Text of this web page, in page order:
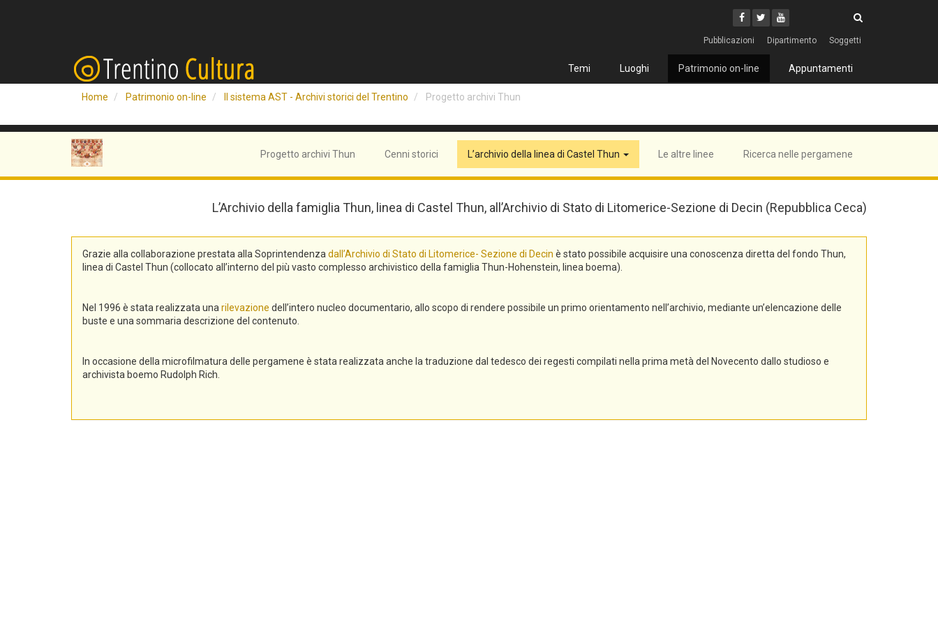
Facebook
Twitter
Youtube
Pubblicazioni Dipartimento Soggetti
Temi Luoghi Patrimonio on-line Appuntamenti
Home Patrimonio on-line Il sistema AST - Archivi storici del Trentino Progetto archivi Thun
Progetto archivi Thun Cenni storici L’archivio della linea di Castel Thun Le altre linee Ricerca nelle pergamene
L’Archivio della famiglia Thun, linea di Castel Thun, all’Archivio di Stato di Litomerice-Sezione di Decin (Repubblica Ceca)
Grazie alla collaborazione prestata alla Soprintendenza dall’Archivio di Stato di Litomerice- Sezione di Decin è stato possibile acquisire una conoscenza diretta del fondo Thun,
linea di Castel Thun (collocato all’interno del più vasto complesso archivistico della famiglia Thun-Hohenstein, linea boema).
Nel 1996 è stata realizzata una rilevazione dell’intero nucleo documentario, allo scopo di rendere possibile un primo orientamento nell’archivio, mediante un’elencazione delle
buste e una sommaria descrizione del contenuto.
In occasione della microfilmatura delle pergamene è stata realizzata anche la traduzione dal tedesco dei regesti compilati nella prima metà del Novecento dallo studioso e
archivista boemo Rudolph Rich.